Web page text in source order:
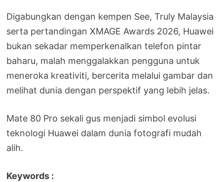
Digabungkan dengan kempen See, Truly Malaysia
serta pertandingan XMAGE Awards 2026, Huawei
bukan sekadar memperkenalkan telefon pintar
baharu, malah menggalakkan pengguna untuk
meneroka kreativiti, bercerita melalui gambar dan
melihat dunia dengan perspektif yang lebih jelas.
Mate 80 Pro sekali gus menjadi simbol evolusi
teknologi Huawei dalam dunia fotografi mudah
alih.
Keywords :